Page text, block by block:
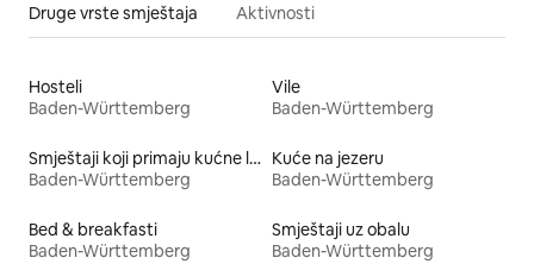
Druge vrste smještaja Aktivnosti
Hosteli
Baden-Württemberg
Vile
Baden-Württemberg
Smještaji koji primaju kućne ljubimce
Baden-Württemberg
Kuće na jezeru
Baden-Württemberg
Bed & breakfasti
Baden-Württemberg
Smještaji uz obalu
Baden-Württemberg